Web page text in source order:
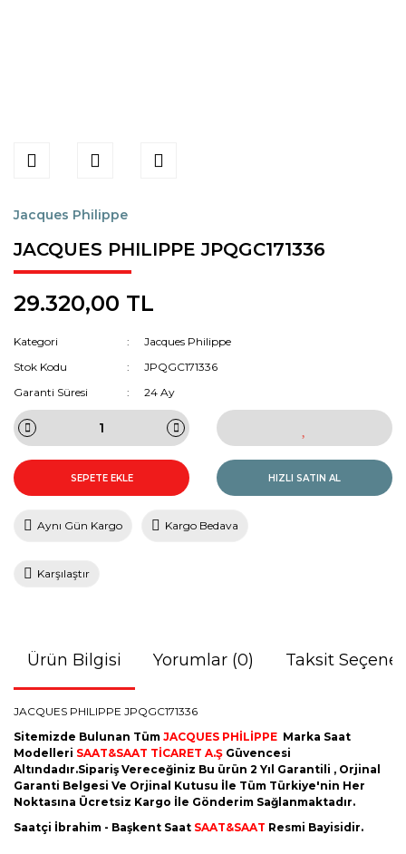
Jacques Philippe
JACQUES PHILIPPE JPQGC171336
29.320,00 TL
Kategori
Jacques Philippe
Stok Kodu
JPQGC171336
Garanti Süresi
24 Ay
SEPETE EKLE HIZLI SATIN AL
Aynı Gün Kargo Kargo Bedava
Karşılaştır
Ürün Bilgisi Yorumlar (0) Taksit
JACQUES PHILIPPE JPQGC171336
Sitemizde Bulunan Tüm JACQUES PHİLİPPE Marka Saat
Modelleri SAAT&SAAT TİCARET A.Ş Güvencesi
Altındadır.Sipariş Vereceğiniz Bu ürün 2 Yıl Garantili , Orjinal
Garanti Belgesi Ve Orjinal Kutusu İle Tüm Türkiye'nin Her
Noktasına Ücretsiz Kargo İle Gönderim Sağlanmaktadır.
Saatçi İbrahim - Başkent Saat SAAT&SAAT Resmi Bayisidir.